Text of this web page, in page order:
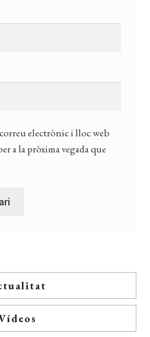
electrònic i lloc web
a la pròxima vegada que